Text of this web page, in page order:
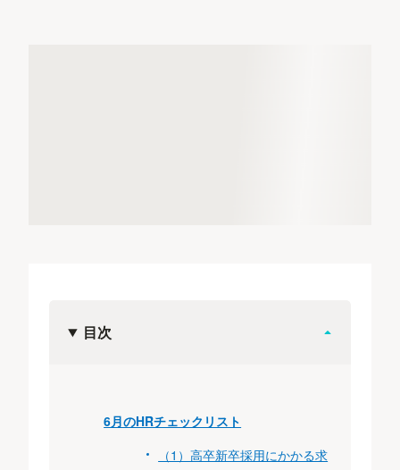
目次
6月のHRチェックリスト
（1）高卒新卒採用にかかる求